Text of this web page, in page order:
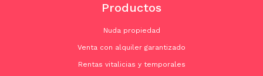
Productos
Nuda propiedad
Venta con alquiler garantizado
Rentas vitalicias y temporales